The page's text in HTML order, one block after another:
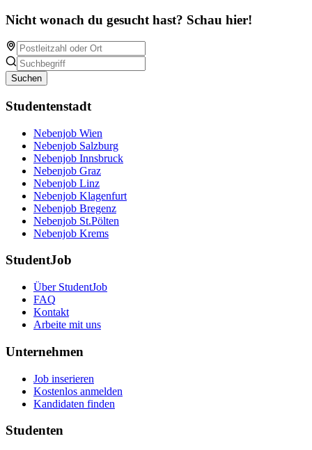
Nicht wonach du gesucht hast? Schau hier!
Suchen
Studentenstadt
Nebenjob Wien
Nebenjob Salzburg
Nebenjob Innsbruck
Nebenjob Graz
Nebenjob Linz
Nebenjob Klagenfurt
Nebenjob Bregenz
Nebenjob St.Pölten
Nebenjob Krems
StudentJob
Über StudentJob
FAQ
Kontakt
Arbeite mit uns
Unternehmen
Job inserieren
Kostenlos anmelden
Kandidaten finden
Studenten